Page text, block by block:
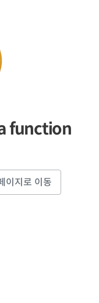
function
이지로 이동